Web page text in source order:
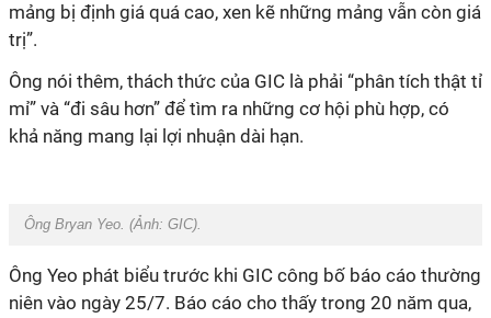
mảng bị định giá quá cao, xen kẽ những mảng vẫn còn giá
trị”.
Ông nói thêm, thách thức của GIC là phải “phân tích thật tỉ
mỉ” và “đi sâu hơn” để tìm ra những cơ hội phù hợp, có
khả năng mang lại lợi nhuận dài hạn.
Ông Bryan Yeo. (Ảnh: GIC).
Ông Yeo phát biểu trước khi GIC công bố báo cáo thường
niên vào ngày 25/7. Báo cáo cho thấy trong 20 năm qua,